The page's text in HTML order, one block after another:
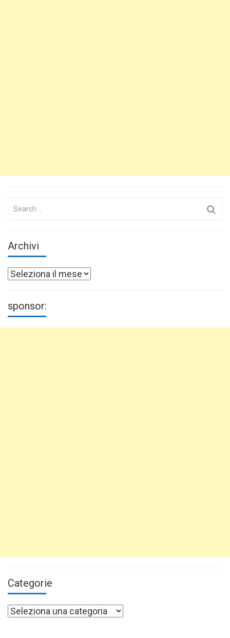
Search
Archivi
Archivi
sponsor:
Categorie
Categorie